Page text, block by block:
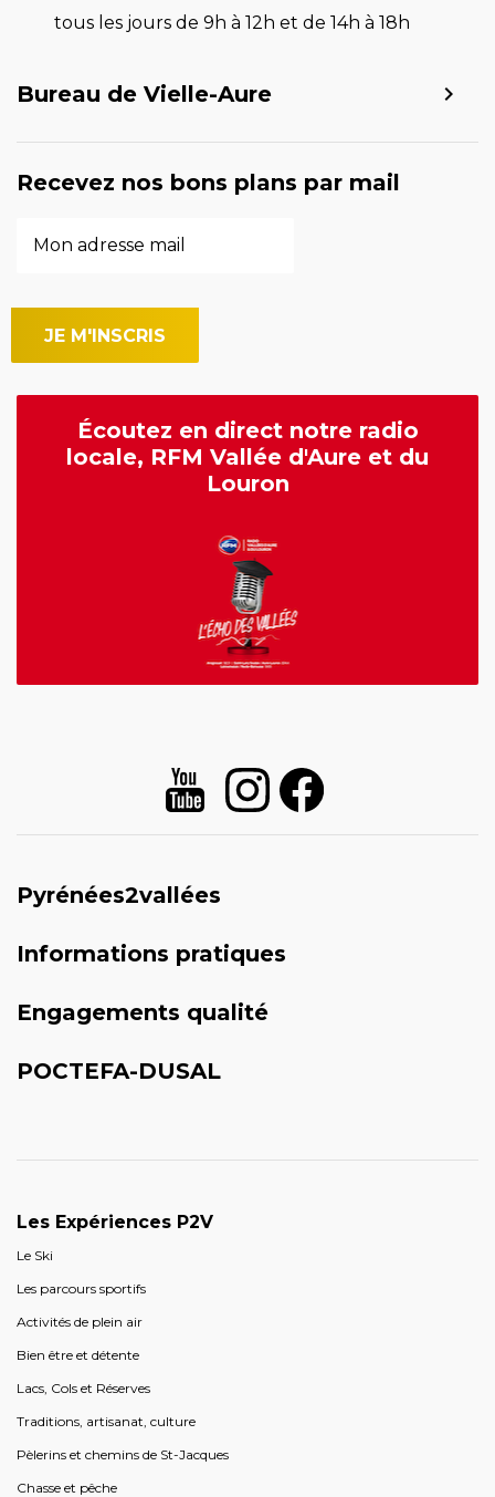
tous les jours de 9h à 12h et de 14h à 18h
Bureau de Vielle-Aure
Recevez nos bons plans par mail
Écoutez en direct notre radio
locale, RFM Vallée d'Aure et du
Louron
Pyrénées2vallées
Informations pratiques
Engagements qualité
POCTEFA-DUSAL
Les Expériences P2V
Le Ski
Les parcours sportifs
Activités de plein air
Bien être et détente
Lacs, Cols et Réserves
Traditions, artisanat, culture
Pèlerins et chemins de St-Jacques
Chasse et pêche